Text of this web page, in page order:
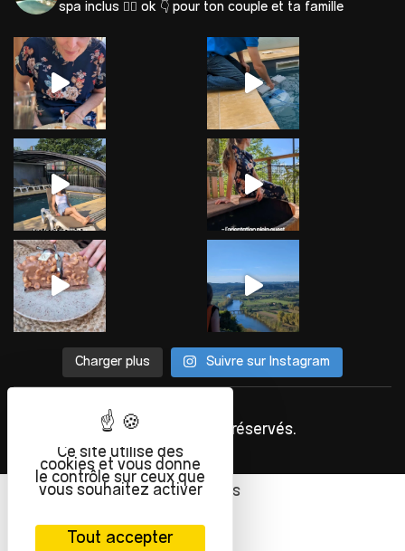
spa inclus 🐕‍🦺 ok 👇 pour ton couple et ta famille
Charger plus Suivre sur Instagram
2023. Tous droits réservés.
Français
Ce site utilise des
cookies et vous donne
le contrôle sur ceux que
vous souhaitez activer
Tout accepter